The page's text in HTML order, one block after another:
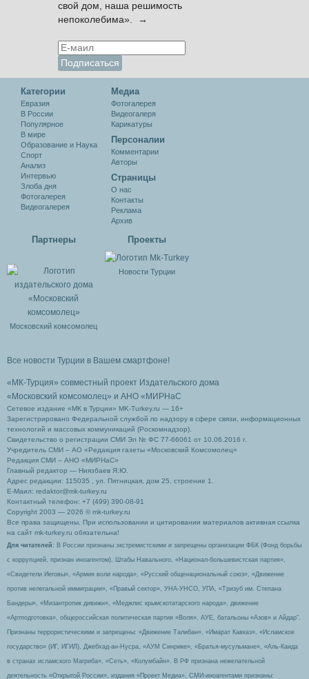
свой дом, наша решимость
непоколебима». →
Категории
Евразия
В России
Популярное
В мире
Образование и Наука
Спорт
Анализ
Интервью
Злоба дня
Фотогалерея
Видеогалерея
Медиа
Фотогалерея
Видеогалеря
Карикатуры
Персоналии
Комментарии
Авторы
Cтраницы
О нас
Контакты
Реклама
Архив
Партнеры
Московский комсомолец
Проекты
Новости Турции
Все новости Турции в Вашем смартфоне!
«МК-Турция» совместный проект Издательского дома
«Московский комсомолец» и АНО «МИРНаС
Сетевое издание «МК в Турции» MK-Turkey.ru — 16+
Зарегистрировано Федеральной службой по надзору в сфере связи, информационных
технологий и массовых коммуникаций (Роскомнадзор).
Свидетельство о регистрации СМИ Эл № ФС 77-66061 от 10.06.2016 г.
Учредитель СМИ – АО «Редакция газеты «Московский Комсомолец»
Редакция СМИ – АНО «МИРНаС»
Главный редактор — Ниязбаев Я.Ю.
Адрес редакции: 115035 , ул. Пятницкая, дом 25, строение 1.
Е-Маил: redaktor@mk-turkey.ru
Контактный телефон: +7 (499) 390-08-91
Copyright 2003 — 2026 © mk-turkey.ru
Все права защищены. При использовании и цитировании материалов активная ссылка
на сайт mk-turkey.ru обязательна!
Для читателей : В России признаны экстремистскими и запрещены организации ФБК (Фонд борьбы
с коррупцией, признан иноагентом), Штабы Навального, «Национал-большевистская партия»,
«Свидетели Иеговы», «Армия воли народа», «Русский общенациональный союз», «Движение
против нелегальной иммиграции», «Правый сектор», УНА-УНСО, УПА, «Тризуб им. Степана
Бандеры», «Мизантропик дивижн», «Меджлис крымскотатарского народа», движение
«Артподготовка», общероссийская политическая партия «Воля», АУЕ, батальоны «Азов» и Айдар″.
Признаны террористическими и запрещены: «Движение Талибан», «Имарат Кавказ», «Исламское
государство» (ИГ, ИГИЛ), Джебхад-ан-Нусра, «АУМ Синрике», «Братья-мусульмане», «Аль-Каида
в странах исламского Магриба», «Сеть», «Колумбайн». В РФ признана нежелательной
деятельность «Открытой России», издания «Проект Медиа». СМИ-иноагентами признаны: